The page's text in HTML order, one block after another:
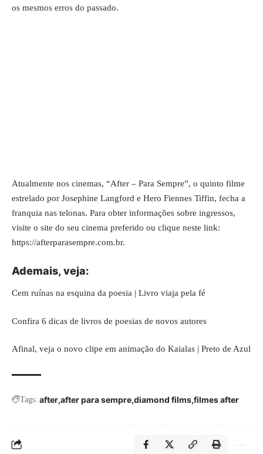
os mesmos erros do passado.
Atualmente nos cinemas, “After – Para Sempre”, o quinto filme
estrelado por Josephine Langford e Hero Fiennes Tiffin, fecha a
franquia nas telonas. Para obter informações sobre ingressos,
visite o site do seu cinema preferido ou clique neste link:
https://afterparasempre.com.br.
Ademais, veja:
Cem ruínas na esquina da poesia | Livro viaja pela fé
Confira 6 dicas de livros de poesias de novos autores
Afinal, veja o novo clipe em animação do Kaialas | Preto de Azul
Tags: after after para sempre diamond films filmes after